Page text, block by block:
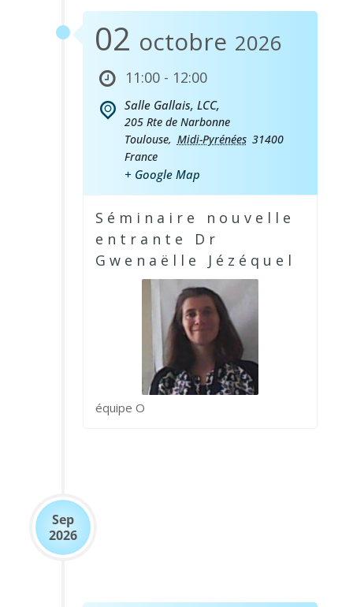
02 octobre 2026
11:00 - 12:00
Salle Gallais, LCC,
205 Rte de Narbonne
Toulouse, Midi-Pyrénées 31400
France
+ Google Map
Séminaire nouvelle
entrante Dr
Gwenaëlle Jézéquel
équipe O
Sep
2026